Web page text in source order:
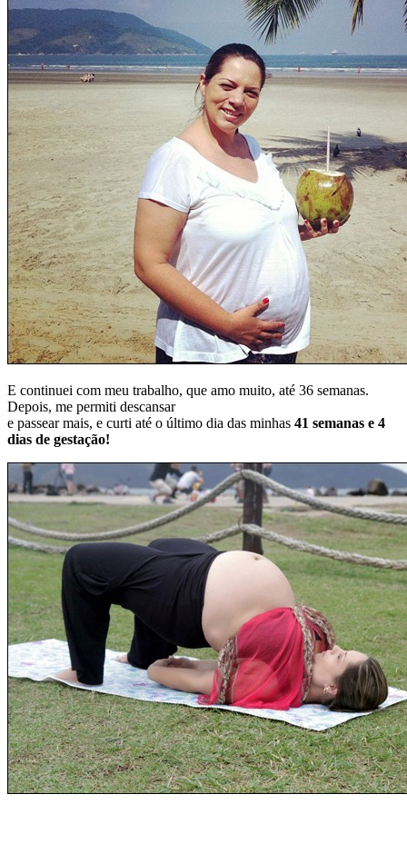
E continuei com meu trabalho, que amo muito, até 36 semanas.
Depois, me permiti descansar
e passear mais, e curti até o último dia das minhas 41 semanas e 4
dias de gestação!